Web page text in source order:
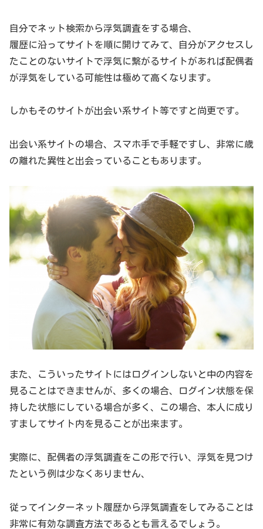
自分でネット検索から浮気調査をする場合、
履歴に沿ってサイトを順に開けてみて、自分がアクセスし
たことのないサイトで浮気に繋がるサイトがあれば配偶者
が浮気をしている可能性は極めて高くなります。
しかもそのサイトが出会い系サイト等ですと尚更です。
出会い系サイトの場合、スマホ手で手軽ですし、非常に歳
の離れた異性と出会っていることもあります。
また、こういったサイトにはログインしないと中の内容を
見ることはできませんが、多くの場合、ログイン状態を保
持した状態にしている場合が多く、この場合、本人に成り
すましてサイト内を見ることが出来ます。
実際に、配偶者の浮気調査をこの形で行い、浮気を見つけ
たという例は少なくありません、
従ってインターネット履歴から浮気調査をしてみることは
非常に有効な調査方法であるとも言えるでしょう。